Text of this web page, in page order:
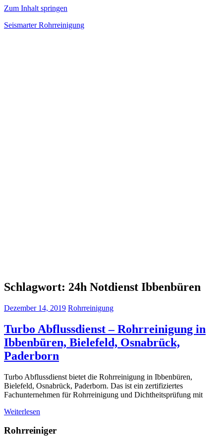
Zum Inhalt springen
Seismarter Rohrreinigung
Schlagwort: 24h Notdienst Ibbenbüren
Dezember 14, 2019 Rohrreinigung
Turbo Abflussdienst – Rohrreinigung in
Ibbenbüren, Bielefeld, Osnabrück,
Paderborn
Turbo Abflussdienst bietet die Rohrreinigung in Ibbenbüren,
Bielefeld, Osnabrück, Paderborn. Das ist ein zertifiziertes
Fachunternehmen für Rohrreinigung und Dichtheitsprüfung mit
Weiterlesen
Rohrreiniger